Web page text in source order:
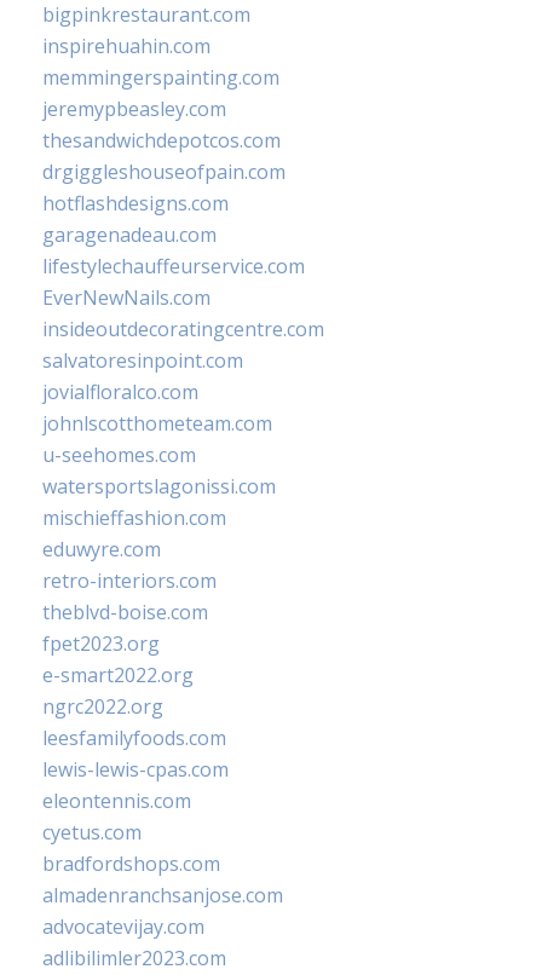
bigpinkrestaurant.com
inspirehuahin.com
memmingerspainting.com
jeremypbeasley.com
thesandwichdepotcos.com
drgiggleshouseofpain.com
hotflashdesigns.com
garagenadeau.com
lifestylechauffeurservice.com
EverNewNails.com
insideoutdecoratingcentre.com
salvatoresinpoint.com
jovialfloralco.com
johnlscotthometeam.com
u-seehomes.com
watersportslagonissi.com
mischieffashion.com
eduwyre.com
retro-interiors.com
theblvd-boise.com
fpet2023.org
e-smart2022.org
ngrc2022.org
leesfamilyfoods.com
lewis-lewis-cpas.com
eleontennis.com
cyetus.com
bradfordshops.com
almadenranchsanjose.com
advocatevijay.com
adlibilimler2023.com